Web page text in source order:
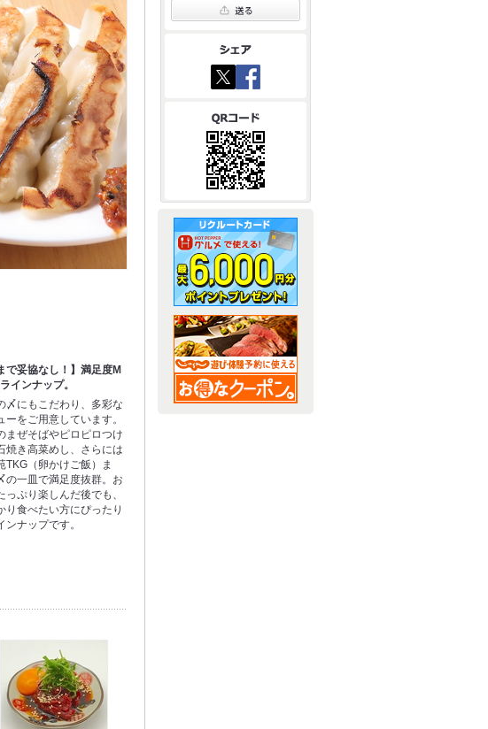
で妥協なし！】満足度M
インナップ。
〆にもこだわり、多彩な
ーをご用意しています。
まぜそばやピロピロつけ
焼き高菜めし、さらには
TKG（卵かけご飯）ま
の一皿で満足度抜群。お
っぷり楽しんだ後でも、
り食べたい方にぴったり
ンナップです。